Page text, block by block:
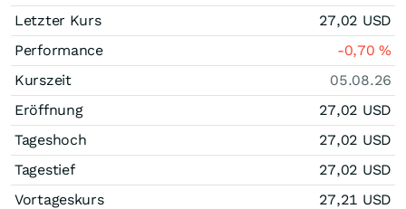
Letzter Kurs 27,02 USD
Performance
-0,70%
Kurszeit
05.08.26
Eröffnung
27,02 USD
Tageshoch
27,02 USD
Tagestief
27,02 USD
Vortageskurs
27,21 USD